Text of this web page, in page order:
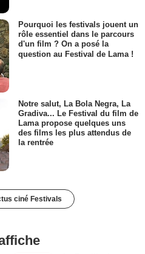
Pourquoi les festivals jouent un
rôle essentiel dans le parcours
d'un film ? On a posé la
question au Festival de Lama !
Notre salut, La Bola Negra, La
Gradiva... Le Festival du film de
Lama propose quelques uns
des films les plus attendus de
la rentrée
ciné Festivals